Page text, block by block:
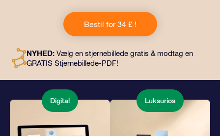
Denne gave inkluderer en smuk kuvert og personlige
dokumenter, der sendes til en adresse efter dit eget
valg, samt digitale dokumenter og gratis brug af vores
venner og familie.
Bestil for 34 £ !
NYHED: Vælg en stjernebillede gratis & modtag en
GRATIS Stjernebillede-PDF!
Digital Luksuriøs